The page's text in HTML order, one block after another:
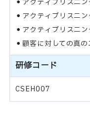
アクティブリスニ
アクティブリスニ
アクティブリスニ
顧客に対しての真
研修コード
CSEH007